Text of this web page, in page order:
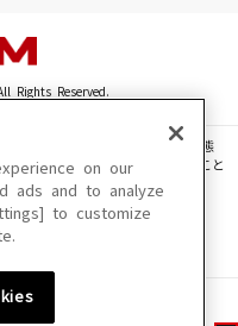
Rights Reserved.
写真・動画・音声等を、手段や形態
製、転載、ファイル化などすること
けない場合があります。
る場合があります。
on our
ads and to analyze
to customize